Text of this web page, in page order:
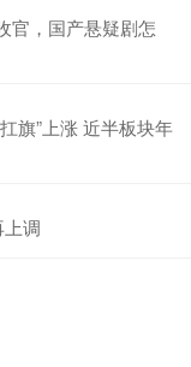
官，国产悬疑剧怎
旗”上涨 近半板块年
调